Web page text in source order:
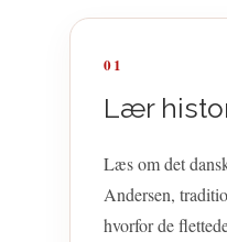
01
Lær
Læs om det
Andersen,
hvorfor de